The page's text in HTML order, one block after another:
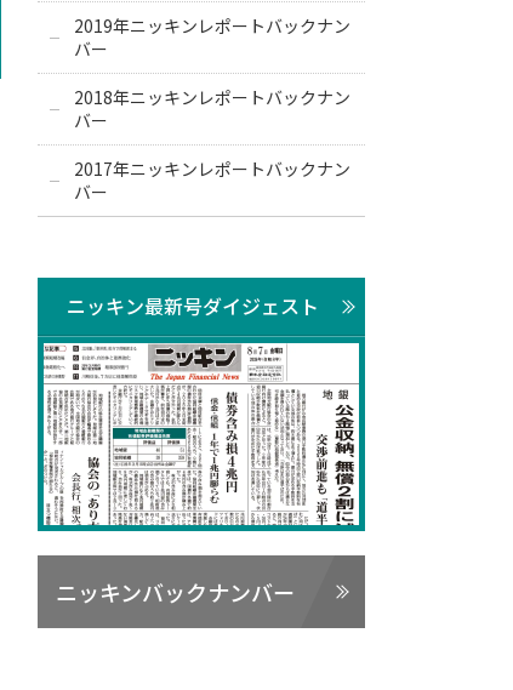
2019年ニッキンレポートバックナン
バー
2018年ニッキンレポートバックナン
バー
2017年ニッキンレポートバックナン
バー
ニッキン最新号ダイジェスト
ニッキンバックナンバー